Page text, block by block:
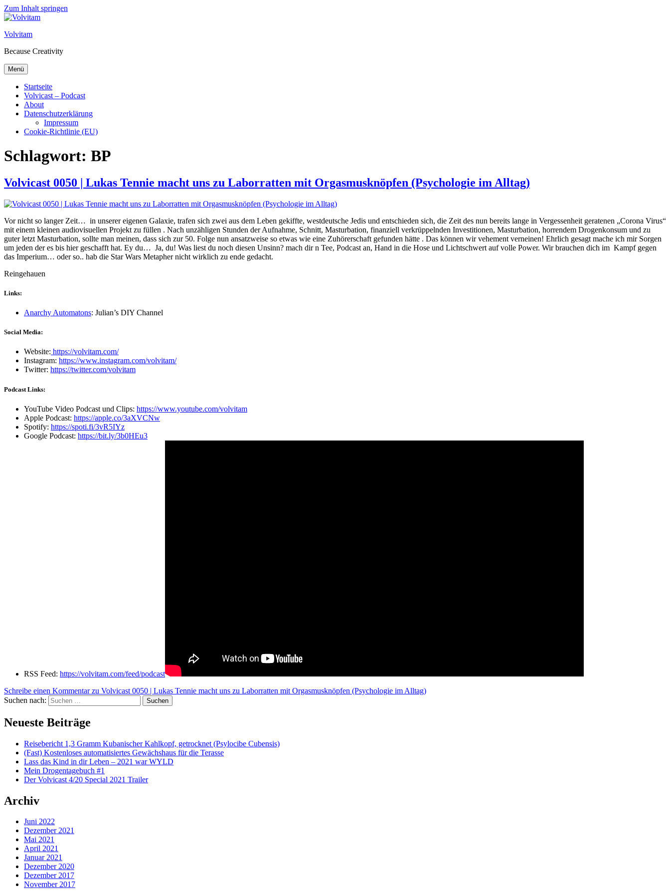
Zum Inhalt springen
Volvitam
Because Creativity
Menü
Startseite
Volvicast – Podcast
About
Datenschutzerklärung
Impressum
Cookie-Richtlinie (EU)
Schlagwort: BP
Volvicast 0050 | Lukas Tennie macht uns zu Laborratten mit Orgasmusknöpfen (Psychologie im Alltag)
Vor nicht so langer Zeit… in unserer eigenen Galaxie, trafen sich zwei aus dem Leben gekiffte, westdeutsche Jedis und entschieden sich, die Zeit des nun bereits lange in Vergessenheit geratenen „Corona Virus“
mit einem kleinen audiovisuellen Projekt zu füllen . Nach unzähligen Stunden der Aufnahme, Schnitt, Masturbation, finanziell verkrüppelnden Investitionen, Masturbation, horrendem Drogenkonsum und zu
guter letzt Masturbation, sollte man meinen, dass sich zur 50. Folge nun ansatzweise so etwas wie eine Zuhörerschaft gefunden hätte . Das können wir vehement verneinen! Ehrlich gesagt mache ich mir Sorgen
um jeden der es bis hier geschafft hat. Ey du… Ja, du! Was liest du noch diesen Unsinn? mach dir n Tee, Podcast an, Hand in die Hose und Lichtschwert auf volle Power. Wir brauchen dich im Kampf gegen
das Imperium… oder so.. hab die Star Wars Metapher nicht wirklich zu ende gedacht.
Reingehauen
Links:
Anarchy Automatons: Julian’s DIY Channel
Social Media:
Website: https://volvitam.com/
Instagram: https://www.instagram.com/volvitam/
Twitter: https://twitter.com/volvitam
Podcast Links:
YouTube Video Podcast und Clips: https://www.youtube.com/volvitam
Apple Podcast: https://apple.co/3aXVCNw
Spotify: https://spoti.fi/3vR5IYz
Google Podcast: https://bit.ly/3b0HEu3
RSS Feed: https://volvitam.com/feed/podcast
Schreibe einen Kommentarzu Volvicast 0050 | Lukas Tennie macht uns zu Laborratten mit Orgasmusknöpfen (Psychologie im Alltag)
Suchen nach:
Suchen
Neueste Beiträge
Reisebericht 1,3 Gramm Kubanischer Kahlkopf, getrocknet (Psylocibe Cubensis)
(Fast) Kostenloses automatisiertes Gewächshaus für die Terasse
Lass das Kind in dir Leben – 2021 war WYLD
Mein Drogentagebuch #1
Der Volvicast 4/20 Special 2021 Trailer
Archiv
Juni 2022
Dezember 2021
Mai 2021
April 2021
Januar 2021
Dezember 2020
Dezember 2017
November 2017